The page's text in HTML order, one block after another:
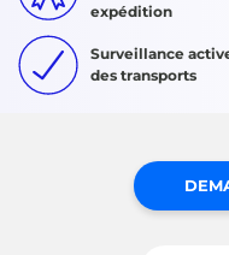
expédition
Surveillance
des transports